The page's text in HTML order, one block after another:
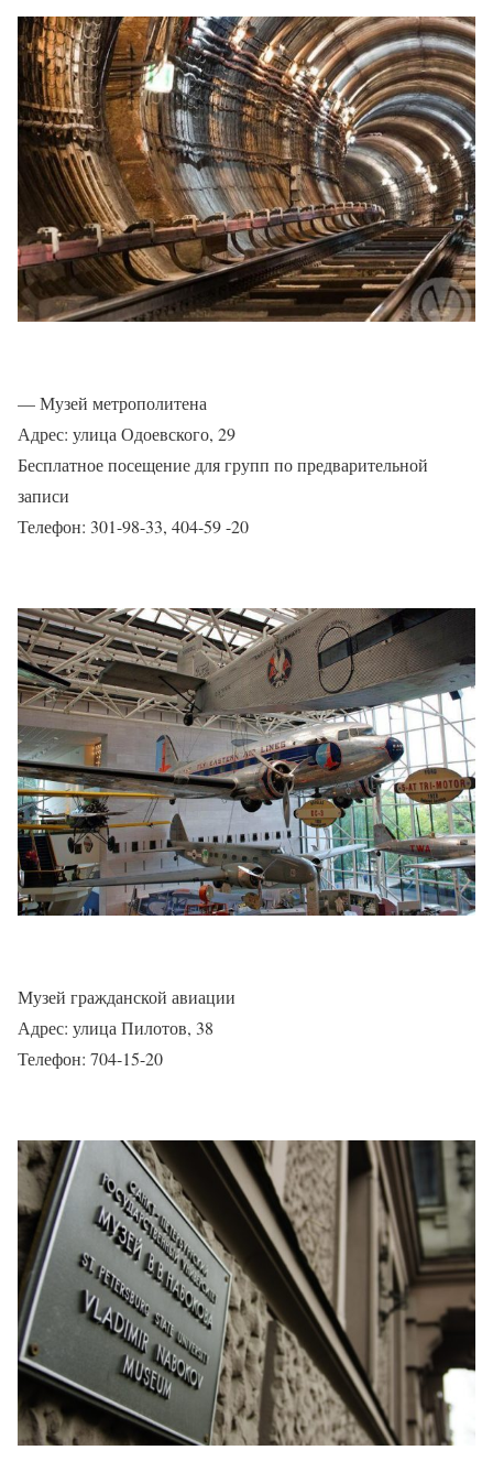
— Музей метрополитена
Адрес: улица Одоевского, 29
Бесплатное посещение для групп по предварительной
записи
Телефон: 301-98-33, 404-59 -20
Музей гражданской авиации
Адрес: улица Пилотов, 38
Телефон: 704-15-20